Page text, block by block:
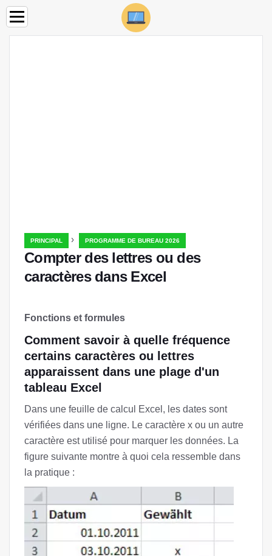
PRINCIPAL › PROGRAMME DE BUREAU 2026
Compter des lettres ou des
caractères dans Excel
Fonctions et formules
Comment savoir à quelle fréquence
certains caractères ou lettres
apparaissent dans une plage d'un
tableau Excel
Dans une feuille de calcul Excel, les dates sont
vérifiées dans une ligne. Le caractère x ou un autre
caractère est utilisé pour marquer les données. La
figure suivante montre à quoi cela ressemble dans
la pratique :